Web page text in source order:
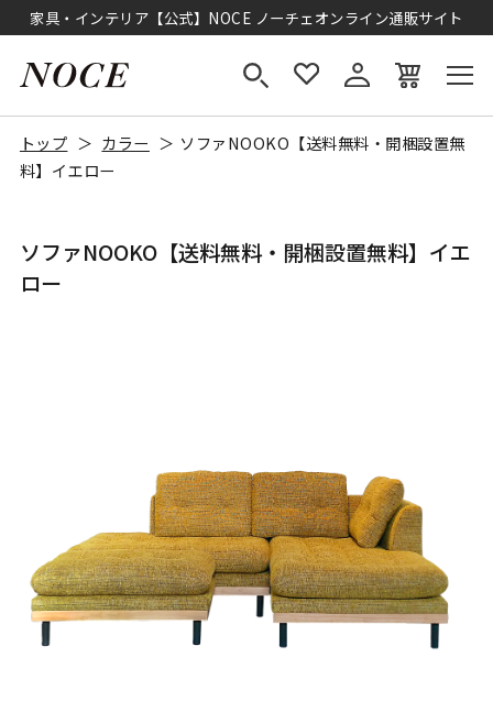
家具・インテリア【公式】NOCE ノーチェオンライン通販サイト
トップ カラー
ソファNOOKO【送料無料・開梱設置無
料】イエロー
ソファNOOKO【送料無料・開梱設置無料】イエ
ロー